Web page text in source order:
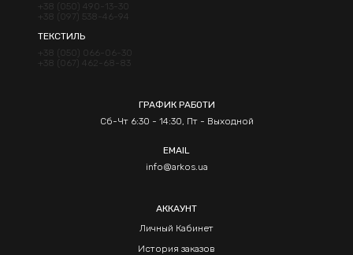
+38 (050) 490-13-30
+38 (097) 538-46-94
ТЕКСТИЛЬ
+38 (050) 066-06-30
+38 (067) 462-68-83
ГРАФИК РАБОТИ
Сб-Чт 6:30 - 14:30, Пт - Выходной
EMAIL
info@arkos.ua
АККАУНТ
Личный Кабинет
История заказов